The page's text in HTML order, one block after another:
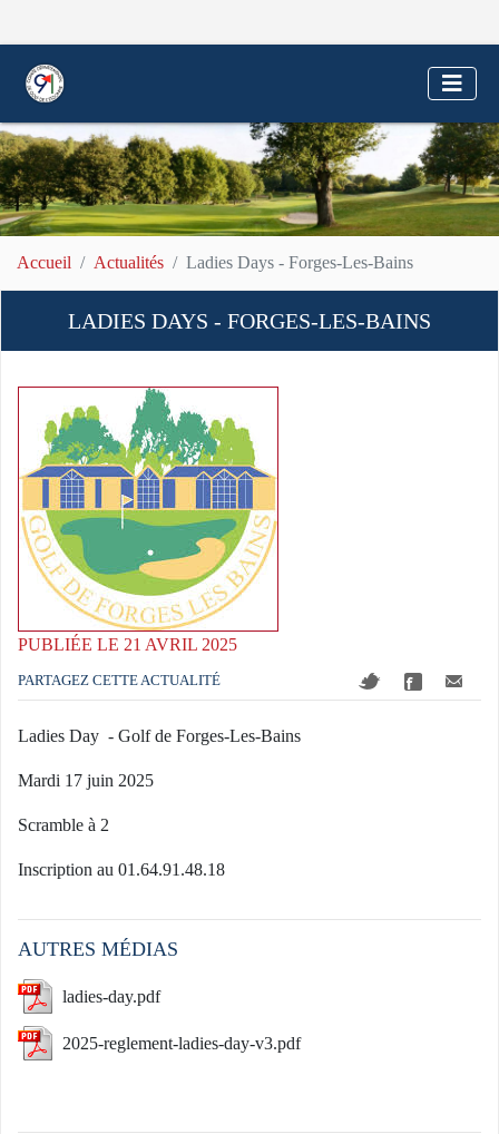
Accueil Actualités Ladies Days - Forges-Les-Bains
LADIES DAYS - FORGES-LES-BAINS
PUBLIÉE LE 21 AVRIL 2025
PARTAGEZ CETTE ACTUALITÉ
Ladies Day - Golf de Forges-Les-Bains
Mardi 17 juin 2025
Scramble à 2
Inscription au 01.64.91.48.18
AUTRES MÉDIAS
ladies-day.pdf
2025-reglement-ladies-day-v3.pdf